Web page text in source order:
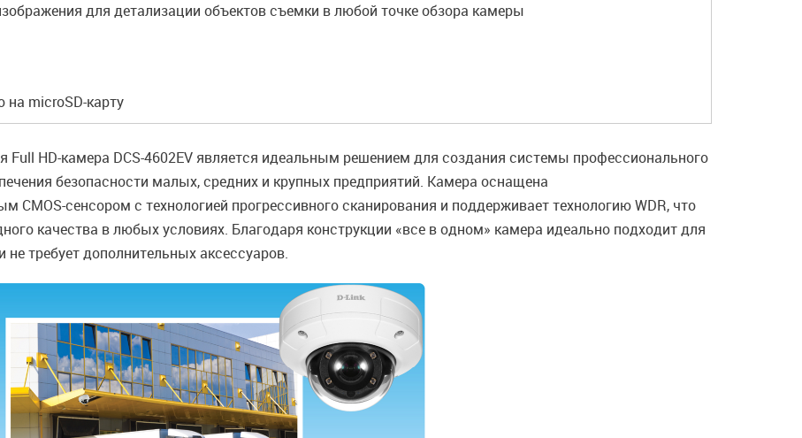
для детализации объектов съемки в любой точке обзора камеры
на microSD-карту
Full HD-камера DCS-4602EV является идеальным решением для создания системы профессионального
безопасности малых, средних и крупных предприятий. Камера оснащена
CMOS-сенсором с технологией прогрессивного сканирования и поддерживает технологию WDR, что
качества в любых условиях. Благодаря конструкции «все в одном» камера идеально подходит для
требует дополнительных аксессуаров.